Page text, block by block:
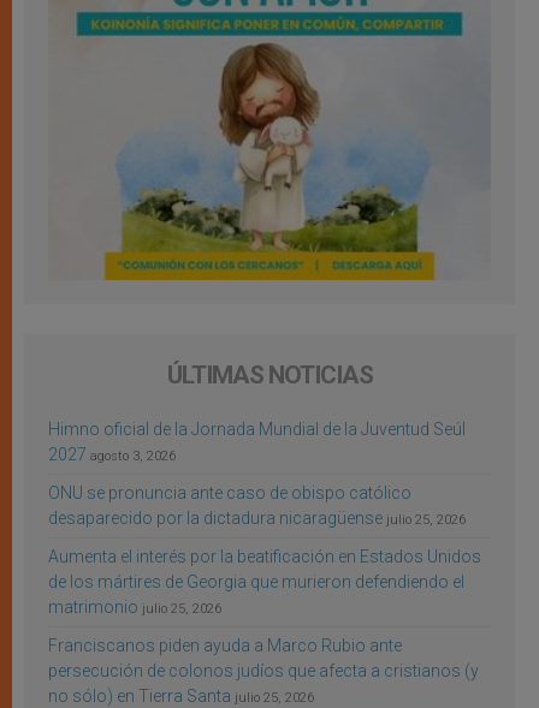
ÚLTIMAS NOTICIAS
Himno oficial de la Jornada Mundial de la Juventud Seúl
2027 agosto 3, 2026
ONU se pronuncia ante caso de obispo católico
desaparecido por la dictadura nicaragüense julio 25, 2026
Aumenta el interés por la beatificación en Estados Unidos
de los mártires de Georgia que murieron defendiendo el
matrimonio julio 25, 2026
Franciscanos piden ayuda a Marco Rubio ante
persecución de colonos judíos que afecta a cristianos (y
no sólo) en Tierra Santa julio 25, 2026